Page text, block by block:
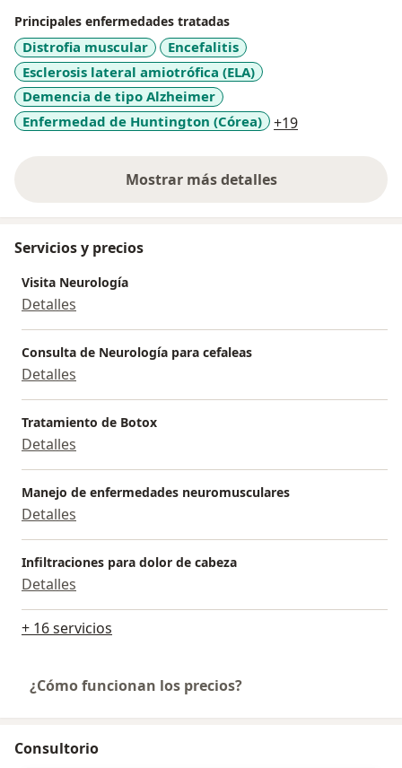
aquí para ofrecerte un cuidado integral que mejore tu
calidad de vida. Si experimentas debilidad, fatiga
muscular, dolor o cualquier síntoma neuromuscular,
estoy aquí para ayudarte a encontrar respuestas y
tratamientos efectivos.
Principales enfermedades tratadas
Distrofia muscular
Encefalitis
Esclerosis lateral amiotrófica (ELA)
Demencia de tipo Alzheimer
Enfermedad de Huntington (Córea)
+19
Mostrar más detalles
sobre la experiencia
Servicios y precios
Visita Neurología
Detalles
Consulta de Neurología para cefaleas
Detalles
Tratamiento de Botox
Detalles
Manejo de enfermedades neuromusculares
Detalles
Infiltraciones para dolor de cabeza
Detalles
+ 16 servicios
¿Cómo funcionan los precios?
Consultorio